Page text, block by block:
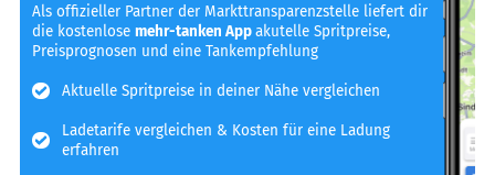
Als offizieller Partner der Markttransparenzstelle liefert dir
die kostenlosemehr-tanken Appakutelle Spritpreise,
Preisprognosen und eine Tankempfehlung
Aktuelle Spritpreise in deiner Nähe vergleichen
Ladetarife vergleichen & Kosten für eine Ladung
erfahren